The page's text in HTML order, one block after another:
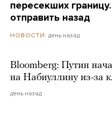
пересекших
отправить назад
НОВОСТИ день назад
Bloomberg: Путин
на Набиуллину из-за
день назад